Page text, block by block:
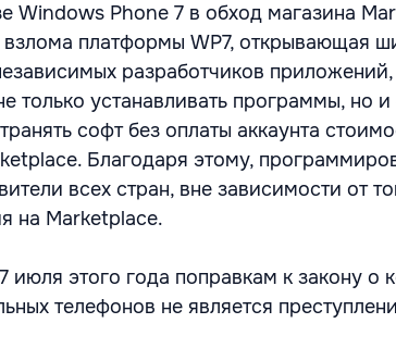
Windows Phone 7 в обход магазина
платформы WP7, открывающая
разработчиков приложений,
устанавливать программы, но и
софт без оплаты аккаунта
Благодаря этому,
всех стран, вне зависимости от
на Marketplace.
июля этого года поправкам к закону о
телефонов не является